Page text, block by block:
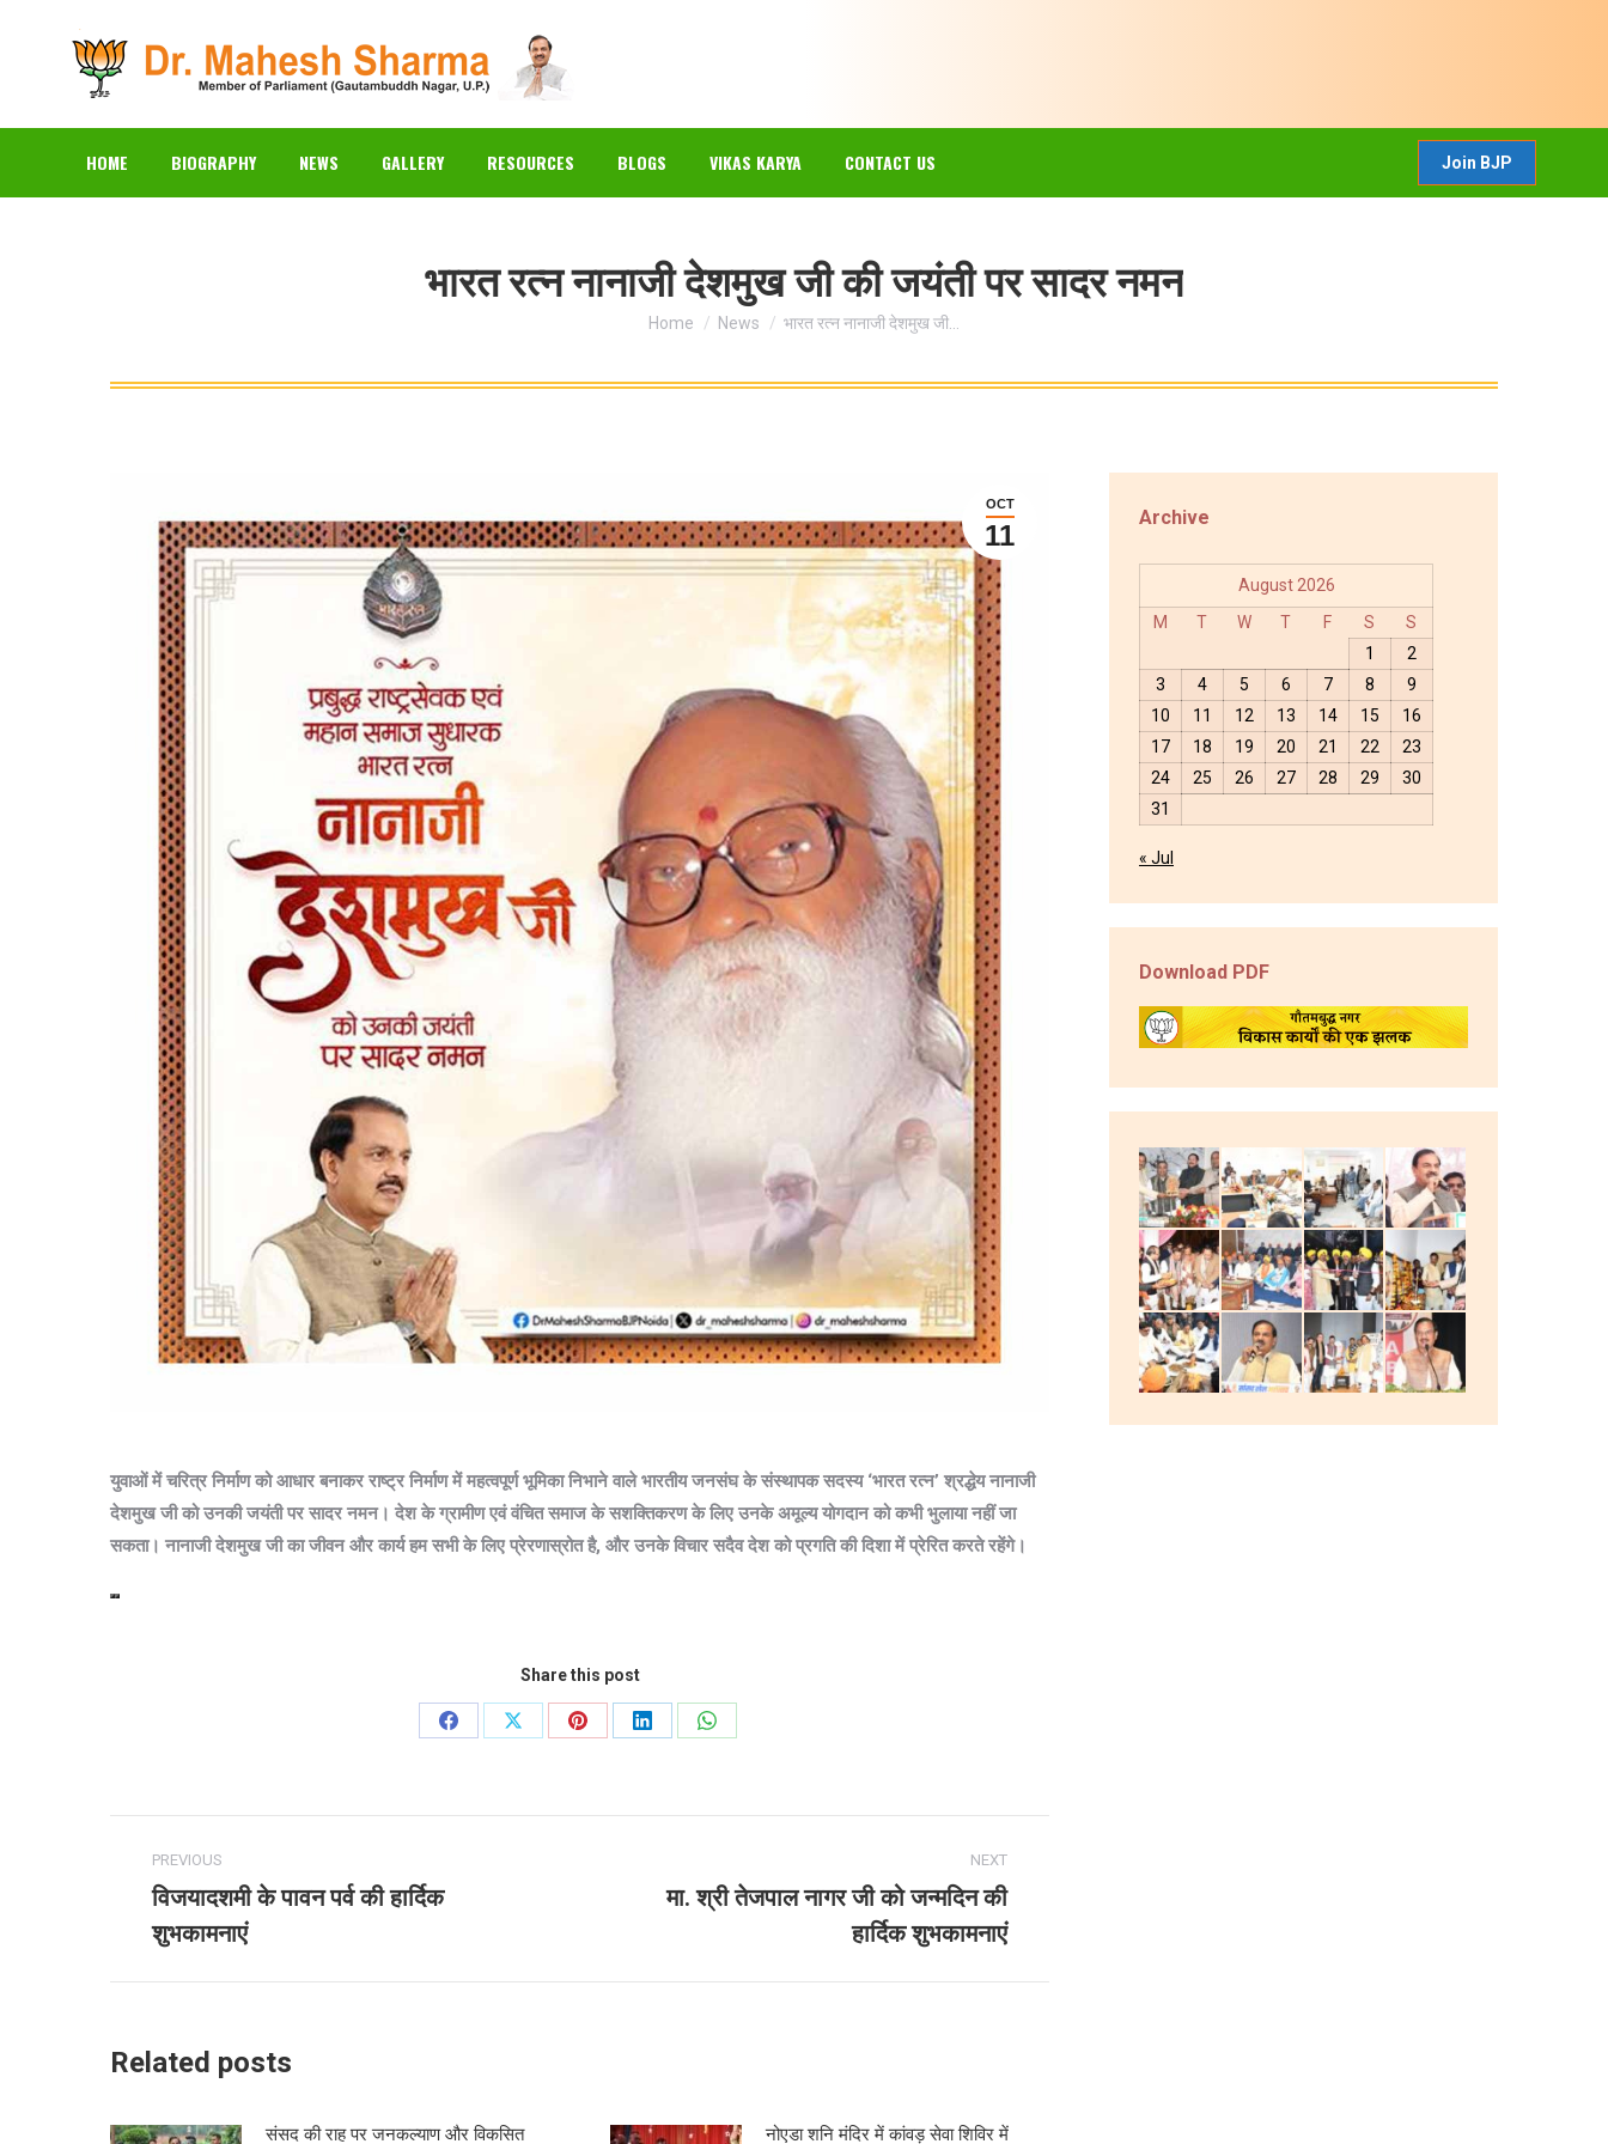
HOME BIOGRAPHY NEWS GALLERY RESOURCES BLOGS VIKAS KARYA CONTACT US Join BJP
भारत रत्न नानाजी देशमुख जी की जयंती पर सादर नमन
You are here:
Home News भारत रत्न नानाजी देशमुख जी…
OCT
11
युवाओं में चरित्र निर्माण को आधार बनाकर राष्ट्र निर्माण में महत्वपूर्ण भूमिका निभाने वाले भारतीय जनसंघ के संस्थापक सदस्य ‘भारत रत्न’ श्रद्धेय नानाजी
देशमुख जी को उनकी जयंती पर सादर नमन। देश के ग्रामीण एवं वंचित समाज के सशक्तिकरण के लिए उनके अमूल्य योगदान को कभी भुलाया नहीं जा
सकता। नानाजी देशमुख जी का जीवन और कार्य हम सभी के लिए प्रेरणास्रोत है, और उनके विचार सदैव देश को प्रगति की दिशा में प्रेरित करते रहेंगे।
Share this post
Share
Share
Share
Share
Share
navigation
PREVIOUS
Previous
post:
विजयादशमी के पावन पर्व की हार्दिक
शुभकामनाएं
NEXT
मा. श्री तेजपाल नागर जी को जन्मदिन की
हार्दिक शुभकामनाएं
Related posts
संसद की राह पर जनकल्याण और विकसित नोएडा शनि मंदिर में कांवड़ सेवा शिविर में
Archive
August 2026
M
T W T F S
S
1
2
3
4 5 6 7 8
9
10
11 12 13 14 15
16
17
18 19 20 21 22
23
24
25 26 27 28 29
30
31
« Jul
Download PDF
NEWS